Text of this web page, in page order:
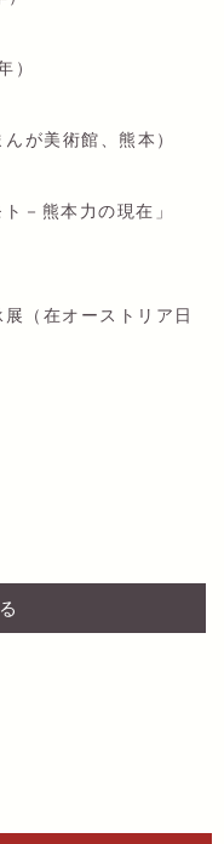
）
が美術館、熊本）
－熊本力の現在」
（在オーストリア日